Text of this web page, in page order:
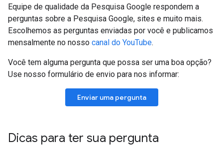
Equipe de qualidade da Pesquisa Google respondem a
perguntas sobre a Pesquisa Google, sites e muito mais.
Escolhemos as perguntas enviadas por você e publicamos
mensalmente no nosso canal do YouTube.
Você tem alguma pergunta que possa ser uma boa opção?
Use nosso formulário de envio para nos informar:
Enviar uma pergunta
Dicas para ter sua pergunta